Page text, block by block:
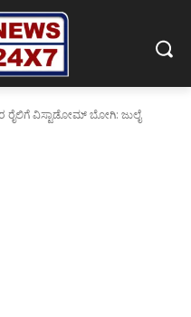
ವಿಸ್ಟಾಡೋಮ್ ಬೋಗಿ: ಜುಲೈ